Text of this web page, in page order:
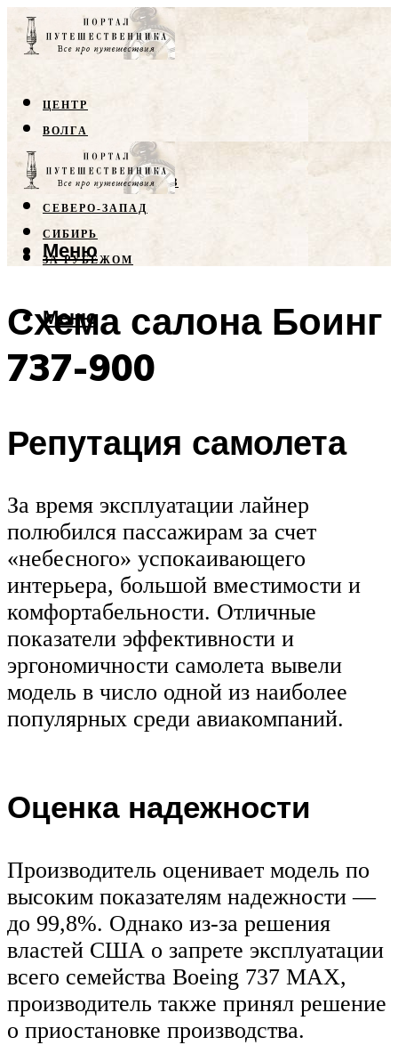
ЦЕНТР
ВОЛГА
КРЫМ
СЕВЕРНЫЙ КАВКАЗ
СЕВЕРО-ЗАПАД
СИБИРЬ
ЗА РУБЕЖОМ
Меню
Меню
Схема салона Боинг
737-900
Репутация самолета
За время эксплуатации лайнер
полюбился пассажирам за счет
«небесного» успокаивающего
интерьера, большой вместимости и
комфортабельности. Отличные
показатели эффективности и
эргономичности самолета вывели
модель в число одной из наиболее
популярных среди авиакомпаний.
Оценка надежности
Производитель оценивает модель по
высоким показателям надежности —
до 99,8%. Однако из-за решения
властей США о запрете эксплуатации
всего семейства Boeing 737 MAX,
производитель также принял решение
о приостановке производства.